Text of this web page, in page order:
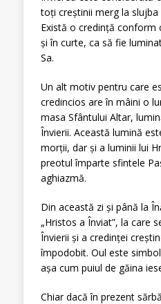
toți creștinii merg la
Există o credință conform
şi în curte, ca să fie
Sa.
Un alt motiv pentru care
credincios are în mâini o
masa Sfântului Altar,
Învierii. Această lumină
morții, dar și a luminii lui
preotul împarte sfintele
aghiazmă.
Din această zi și până la
„Hristos a Înviat”, la care
Învierii şi a credinţei
împodobit. Oul este
așa cum puiul de găina
Chiar dacă în prezent